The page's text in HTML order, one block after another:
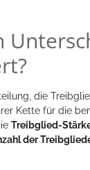
die
Kette für die
Treibglied-
der